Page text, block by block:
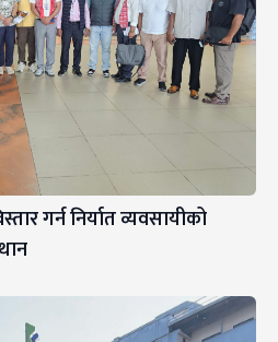
गर्न निर्यात व्यवसायीको